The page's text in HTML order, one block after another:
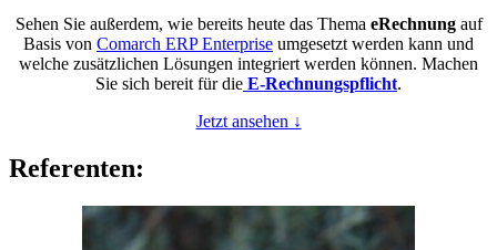
Sehen Sie außerdem, wie bereits heute das Thema eRechnungauf
Basis von Comarch ERP Enterprise umgesetzt werden kann und
welche zusätzlichen Lösungen integriert werden können. Machen
Sie sich bereit für die E-Rechnungspflicht.
Jetzt ansehen ↓
Referenten: